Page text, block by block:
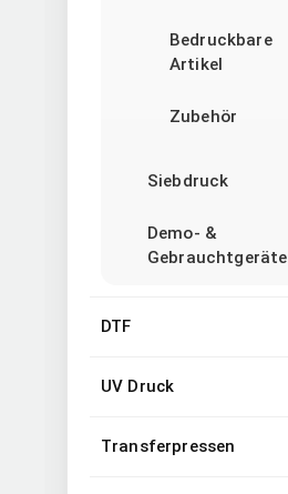
Bedruckbare
Artikel
Zubehör
Siebdruck
Demo- &
Gebrauchtgeräte
DTF
UV Druck
Transferpressen